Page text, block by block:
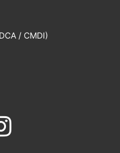
/ CMDI)